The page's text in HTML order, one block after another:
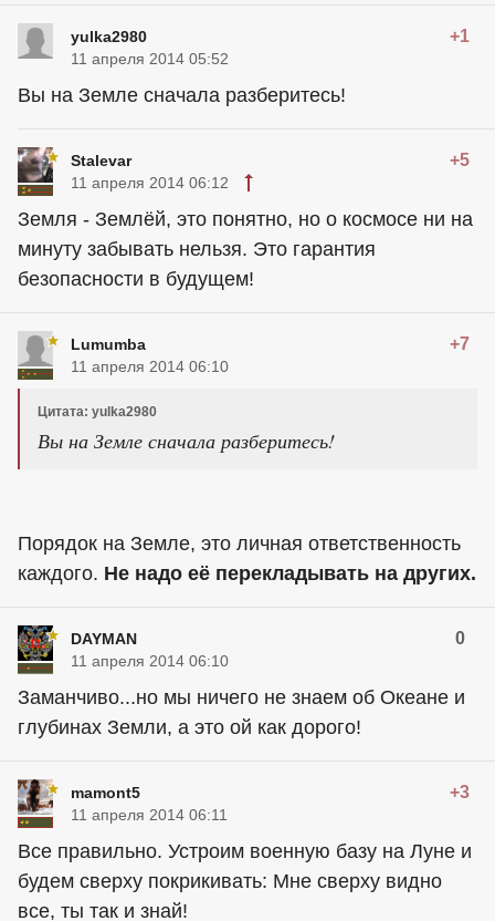
yulka2980 +1
11 апреля 2014 05:52
Вы на Земле сначала разберитесь!
Stalevar +5
11 апреля 2014 06:12
Земля - Землёй, это понятно, но о космосе ни на
минуту забывать нельзя. Это гарантия
безопасности в будущем!
Lumumba +7
11 апреля 2014 06:10
Цитата: yulka2980
Вы на Земле сначала разберитесь!
Порядок на Земле, это личная ответственность
каждого. Не надо её перекладывать на других.
DAYMAN 0
11 апреля 2014 06:10
Заманчиво...но мы ничего не знаем об Океане и
глубинах Земли, а это ой как дорого!
mamont5 +3
11 апреля 2014 06:11
Все правильно. Устроим военную базу на Луне и
будем сверху покрикивать: Мне сверху видно
все, ты так и знай!